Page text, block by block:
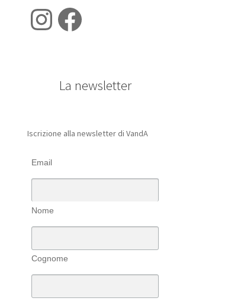
Instagram
Facebook
La newsletter
Iscrizione alla newsletter di VandA
Email
Nome
Cognome